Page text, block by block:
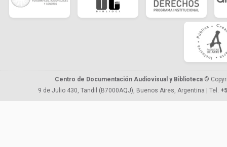
Centro de Documentación Audiovisual y Biblioteca ©
9 de Julio 430, Tandil (B7000AQJ), Buenos Aires, Argentina | Tel.